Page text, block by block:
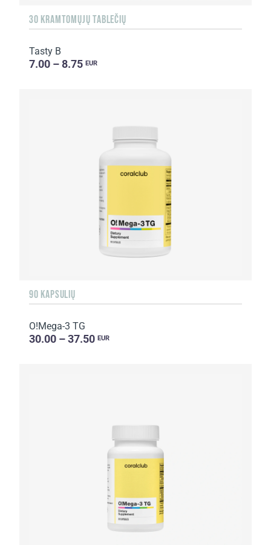
30 KRAMTOMŲJŲ TABLEČIŲ
Tasty B
7.00 – 8.75 EUR
90 KAPSULIŲ
O!Мega-3 TG
30.00 – 37.50 EUR